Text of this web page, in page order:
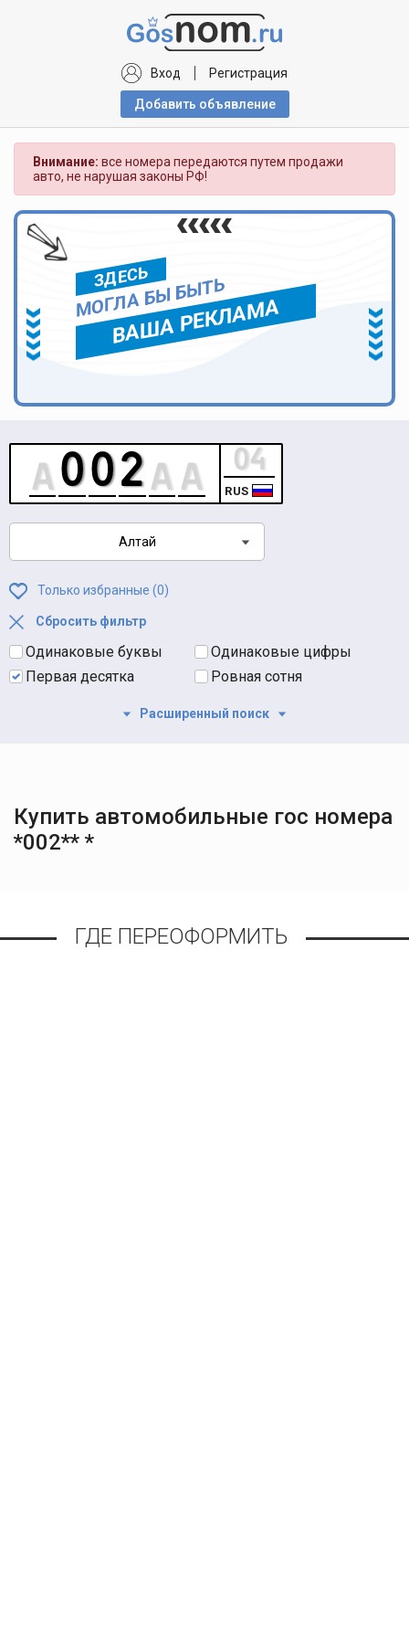
Вход Регистрация
Добавить объявлениe
Внимание: все номера передаются путем продажи
авто, не нарушая законы РФ!
ЗДЕСЬ
МОГЛА БЫ БЫТЬ
ВАША РЕКЛАМА
RUS
Алтай
Только избранные (0)
Сбросить фильтр
Одинаковые буквы
Одинаковые цифры
Первая десятка
Ровная сотня
Расширенный поиск
Купить автомобильные гос номера
*002** *
ГДЕ ПЕРЕОФОРМИТЬ